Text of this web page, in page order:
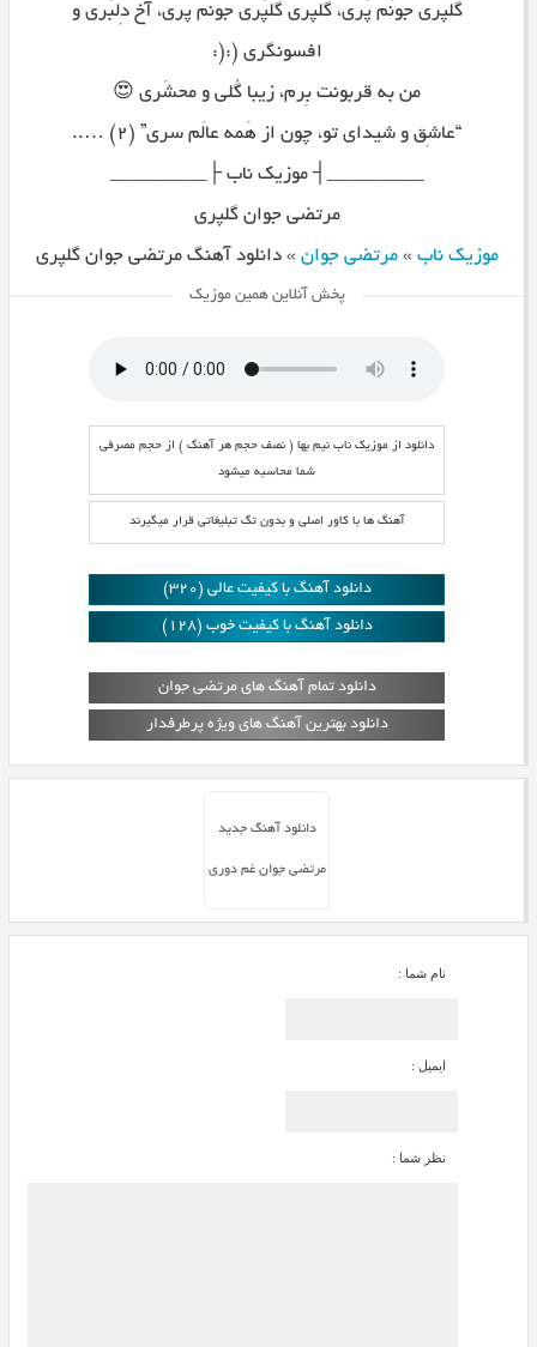
گلپری جونُم پَری، گلپری گلپَری جونم پری، آخ دِلبَری و
افسونگری (:(:
من به قربونت بِرم، زیبا گُلی و محشَری 😍
“عاشِق و شیدای تو، چون از هَمه عالَم سری” (۲) …..
_________┤ موزیک ناب ├_________
مرتضی جوان گلپری
موزیک ناب »مرتضی جوان »دانلود آهنگ مرتضی جوان گلپری
پخش آنلاین همین موزیک
دانلود از موزیک ناب نیم بها ( نصف حجم هر آهنگ ) از حجم مصرفی
شما محاسبه میشود
آهنگ ها با کاور اصلی و بدون تگ تبلیغاتی قرار میگیرند
دانلود آهنگ با کیفیت عالی (320)
دانلود آهنگ با کیفیت خوب (128)
دانلود تمام آهنگ های مرتضی جوان
دانلود بهترین آهنگ های ویژه پرطرفدار
دانلود آهنگ جدید
مرتضی جوان غم دوری
نام شما :
ایمیل :
نظر شما :